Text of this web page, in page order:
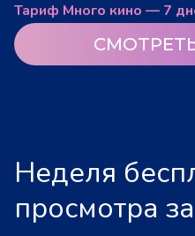
Тариф Много кино — 7
СМОТРЕТЬ
Неделя
просмотра